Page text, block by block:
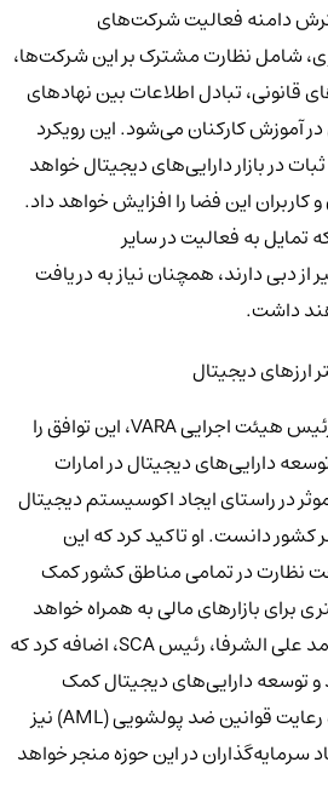
دامنه فعالیت شرکت‌های
شامل نظارت مشترک بر این شرکت‌ها،
قانونی، تبادل اطلاعات بین نهادهای
آموزش کارکنان می‌شود. این رویکرد
در بازار دارایی‌های دیجیتال خواهد
این فضا را افزایش خواهد داد.
تمایل به فعالیت در سایر
دبی دارند، همچنان نیاز به دریافت
دیجیتال
جناب هلال سعید المری، رئیس هیئت اجرایی VARA، این توافق را
دارایی‌های دیجیتال در امارات
در راستای ایجاد اکوسیستم دیجیتال
دانست. او تاکید کرد که این
نظارت در تمامی مناطق کشور کمک
برای بازارهای مالی به همراه خواهد
داشت. همچنین جناب محمد علی الشرفا، رئیس SCA، اضافه کرد که
توسعه دارایی‌های دیجیتال کمک
می‌کند، بلکه تضمین‌کننده رعایت قوانین ضد پولشویی (AML) نیز
سرمایه‌گذاران در این حوزه منجر خواهد